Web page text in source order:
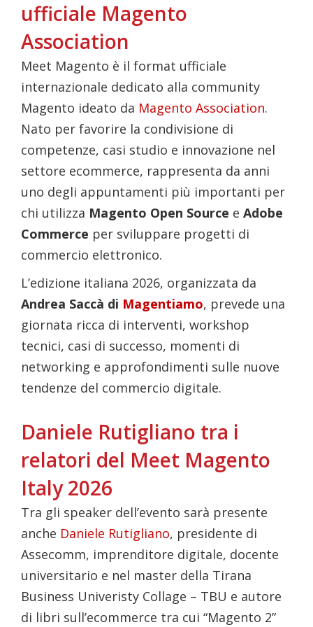
ufficiale Magento
Association
Meet Magento è il format ufficiale
internazionale dedicato alla community
Magento ideato da Magento Association.
Nato per favorire la condivisione di
competenze, casi studio e innovazione nel
settore ecommerce, rappresenta da anni
uno degli appuntamenti più importanti per
chi utilizza Magento Open Source e Adobe
Commerce per sviluppare progetti di
commercio elettronico.
L’edizione italiana 2026, organizzata da
Andrea Saccà di Magentiamo, prevede una
giornata ricca di interventi, workshop
tecnici, casi di successo, momenti di
networking e approfondimenti sulle nuove
tendenze del commercio digitale.
Daniele Rutigliano tra i
relatori del Meet Magento
Italy 2026
Tra gli speaker dell’evento sarà presente
anche Daniele Rutigliano, presidente di
Assecomm, imprenditore digitale, docente
universitario e nel master della Tirana
Business Univeristy Collage – TBU e autore
di libri sull’ecommerce tra cui “Magento 2”